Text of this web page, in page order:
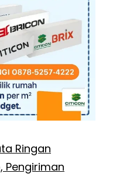
Ringan
Pengiriman